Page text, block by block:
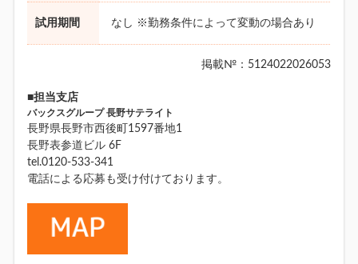
試用期間 なし ※勤務条件によって変動の場合あり
掲載№：5124022026053
■担当支店
バックスグループ 長野サテライト
長野県長野市西後町1597番地1
長野表参道ビル 6F
tel.0120-533-341
電話による応募も受け付けております。